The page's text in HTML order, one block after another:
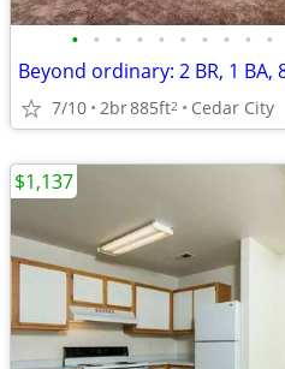
• • • • • • • • • •
Beyond ordinary: 2 BR, 1 BA,
7/10 2br885ft2 Cedar City
$1,137